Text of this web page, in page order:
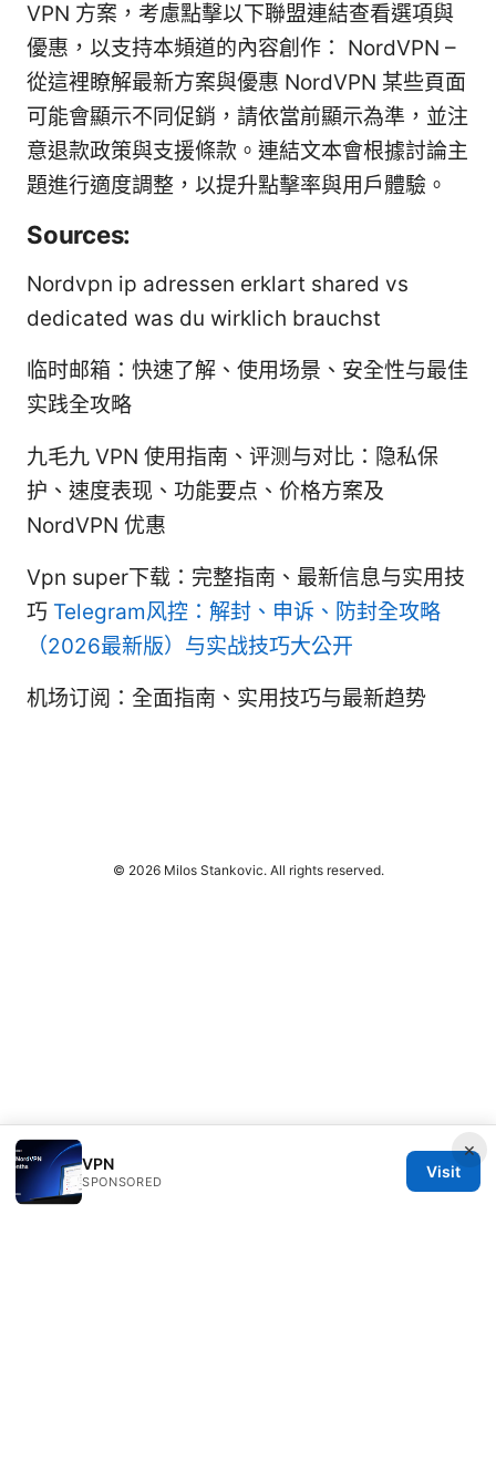
VPN 方案，考慮點擊以下聯盟連結查看選項與
優惠，以支持本頻道的內容創作： NordVPN –
從這裡瞭解最新方案與優惠 NordVPN 某些頁面
可能會顯示不同促銷，請依當前顯示為準，並注
意退款政策與支援條款。連結文本會根據討論主
題進行適度調整，以提升點擊率與用戶體驗。
Sources:
Nordvpn ip adressen erklart shared vs
dedicated was du wirklich brauchst
临时邮箱：快速了解、使用场景、安全性与最佳
实践全攻略
九毛九 VPN 使用指南、评测与对比：隐私保
护、速度表现、功能要点、价格方案及
NordVPN 优惠
Vpn super下载：完整指南、最新信息与实用技
巧 Telegram风控：解封、申诉、防封全攻略
（2026最新版）与实战技巧大公开
机场订阅：全面指南、实用技巧与最新趋势
×
VPN
SPONSORED
Visit
© 2026 Milos Stankovic. All rights reserved.